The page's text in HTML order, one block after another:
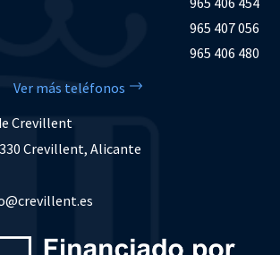
965 407 056
965 406 480
Ver más teléfonos
Crevillent
Crevillent, Alicante